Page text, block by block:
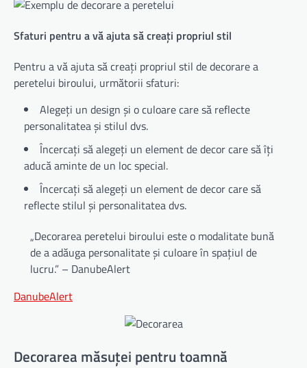
Sfaturi pentru a vă ajuta să creați propriul stil
Pentru a vă ajuta să creați propriul stil de decorare a
peretelui biroului, următorii sfaturi:
Alegeți un design și o culoare care să reflecte
personalitatea și stilul dvs.
Încercați să alegeți un element de decor care să îți
aducă aminte de un loc special.
Încercați să alegeți un element de decor care să
reflecte stilul și personalitatea dvs.
„Decorarea peretelui biroului este o modalitate bună
de a adăuga personalitate și culoare în spațiul de
lucru.” – DanubeAlert
DanubeAlert
Decorarea măsuței pentru toamnă